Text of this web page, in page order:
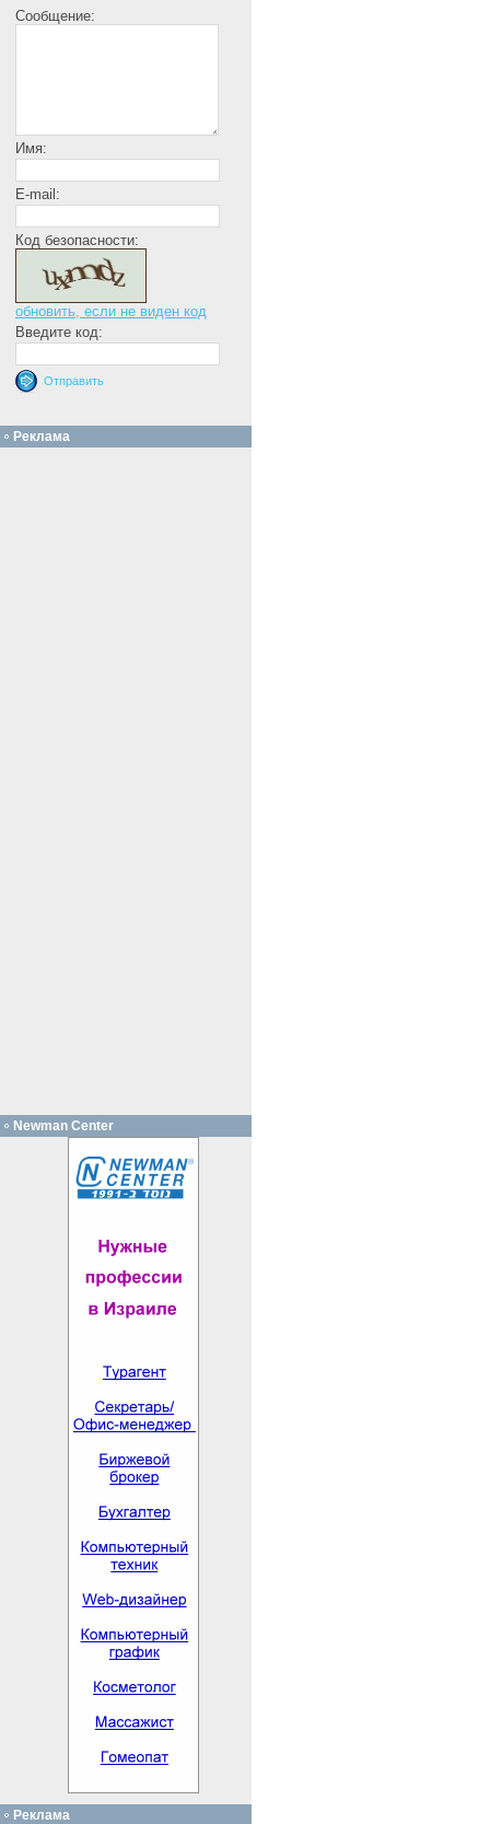
Сообщение:
Имя:
E-mail:
Код безопасности:
обновить, если не виден код
Введите код:
Реклама
Newman Center
Реклама